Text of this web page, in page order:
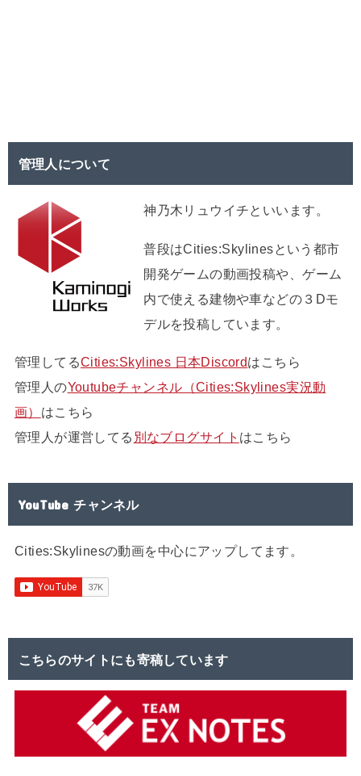
管理人について
神乃木リュウイチといいます。
普段はCities:Skylinesという都市
開発ゲームの動画投稿や、ゲーム
内で使える建物や車などの３Dモ
デルを投稿しています。
管理してるCities:Skylines 日本Discordはこちら
管理人のYoutubeチャンネル（Cities:Skylines実況動
画） はこちら
管理人が運営してる 別なブログサイト はこちら
YouTube チャンネル
Cities:Skylinesの動画を中心にアップしてます。
こちらのサイトにも寄稿しています